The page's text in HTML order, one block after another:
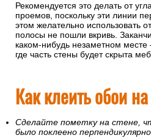
Рекомендуется это делать от
проемов, поскольку эти линии
этом желательно использовать
полосы не пошли вкривь.
каком-нибудь незаметном месте
где часть стены будет скрыта
Как клеить обои
Сделайте пометку на стене,
было поклеено